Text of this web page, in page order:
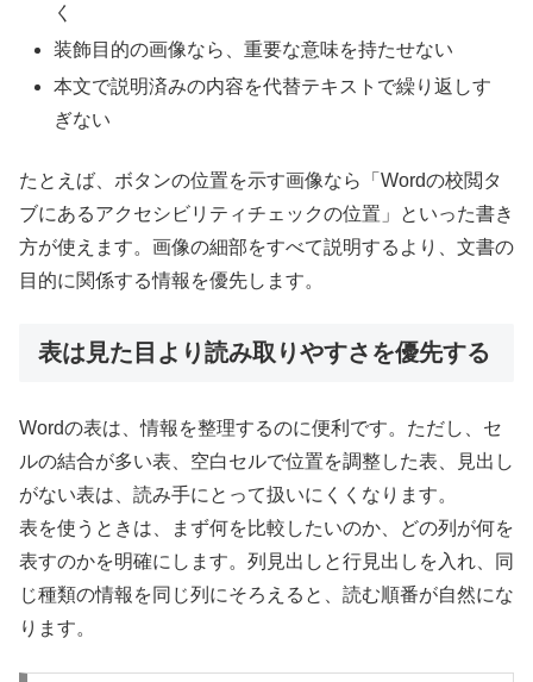
く
装飾目的の画像なら、重要な意味を持たせない
本文で説明済みの内容を代替テキストで繰り返しす
ぎない
たとえば、ボタンの位置を示す画像なら「Wordの校閲タ
ブにあるアクセシビリティチェックの位置」といった書き
方が使えます。画像の細部をすべて説明するより、文書の
目的に関係する情報を優先します。
表は見た目より読み取りやすさを優先する
Wordの表は、情報を整理するのに便利です。ただし、セ
ルの結合が多い表、空白セルで位置を調整した表、見出し
がない表は、読み手にとって扱いにくくなります。
表を使うときは、まず何を比較したいのか、どの列が何を
表すのかを明確にします。列見出しと行見出しを入れ、同
じ種類の情報を同じ列にそろえると、読む順番が自然にな
ります。